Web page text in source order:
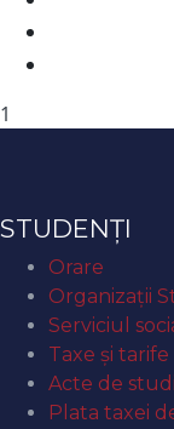
1
STUDENȚI
Orare
Organizaţii
Serviciul
Taxe și tarife
Acte de
Plata taxei